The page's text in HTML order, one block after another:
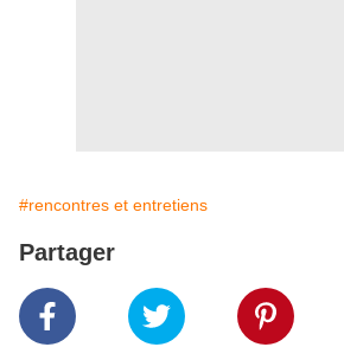
#rencontres et entretiens
Partager